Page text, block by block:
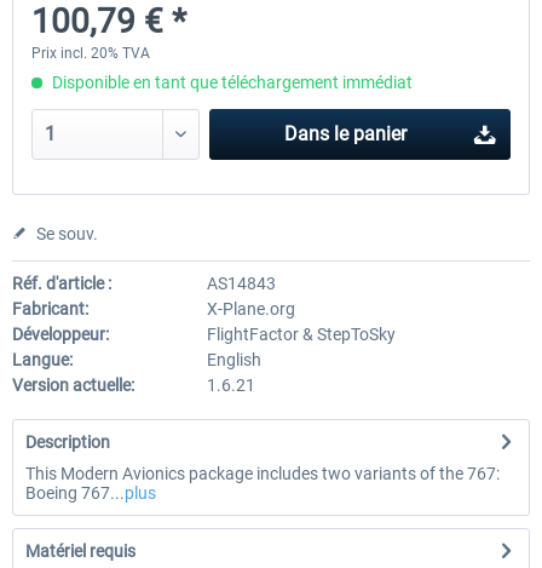
38,27 € *
100,79 € *
Prix incl. 20% TVA
Disponible en tant que téléchargement immédiat
Dans le panier
Se souv.
Réf. d'article :
AS14843
Fabricant:
X-Plane.org
Développeur:
FlightFactor & StepToSky
Langue:
English
Version actuelle:
1.6.21
Description
This Modern Avionics package includes two variants of the 767:
Boeing 767...plus
Matériel requis